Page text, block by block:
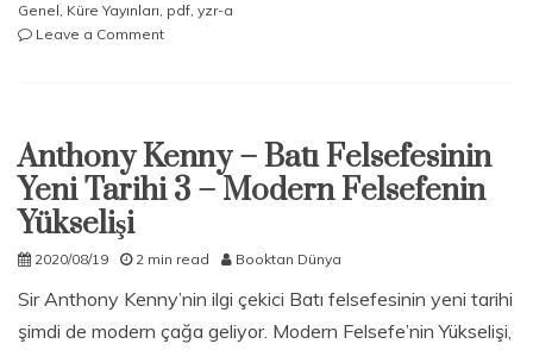
Genel, Küre Yayınları, pdf, yzr-a
Leave a Commenton
Felsefesinin
Yeni
Tarihi
Dünyada
Anthony Kenny – Batı Felsefesinin
Yeni Tarihi 3 – Modern Felsefenin
Yükselişi
2020/08/19 2 min read Booktan Dünya
Sir Anthony Kenny’nin ilgi çekici Batı felsefesinin yeni tarihi
şimdi de modern çağa geliyor. Modern Felsefe’nin Yükselişi,